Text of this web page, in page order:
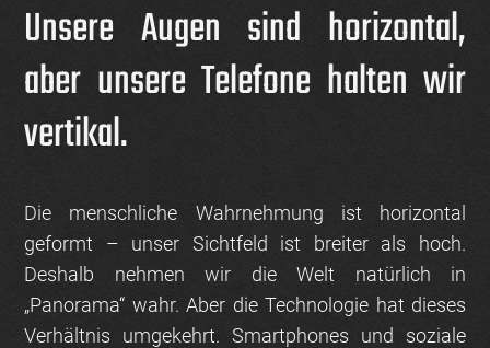
Unsere Augen sind horizontal,
aber unsere Telefone halten wir
vertikal.
Die menschliche Wahrnehmung ist horizontal
geformt – unser Sichtfeld ist breiter als hoch.
Deshalb nehmen wir die Welt natürlich in
„Panorama“ wahr. Aber die Technologie hat dieses
Verhältnis umgekehrt. Smartphones und soziale